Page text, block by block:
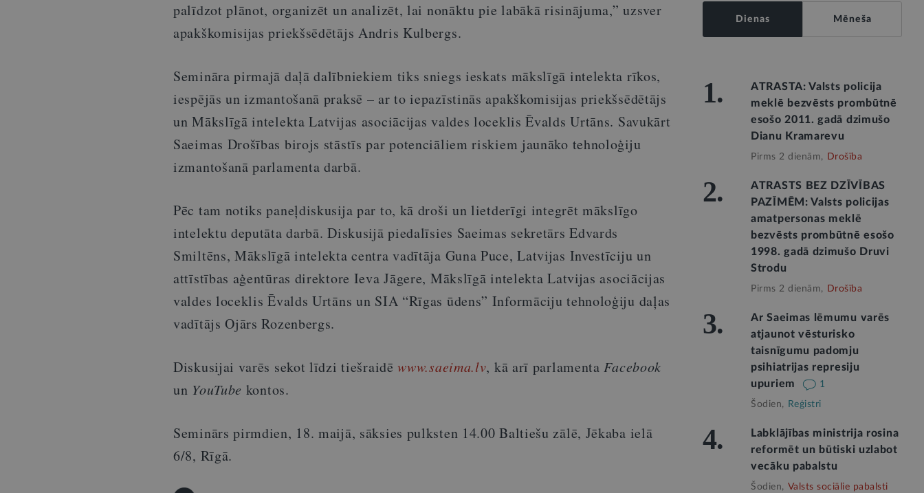
palīdzot plānot, organizēt un analizēt, lai nonāktu pie labākā risinājuma,” uzsver
apakškomisijas priekšsēdētājs Andris Kulbergs.
Semināra pirmajā daļā dalībniekiem tiks sniegs ieskats mākslīgā intelekta rīkos,
iespējās un izmantošanā praksē – ar to iepazīstinās apakškomisijas priekšsēdētājs
un Mākslīgā intelekta Latvijas asociācijas valdes loceklis Ēvalds Urtāns. Savukārt
Saeimas Drošības birojs stāstīs par potenciāliem riskiem jaunāko tehnoloģiju
izmantošanā parlamenta darbā.
Pēc tam notiks paneļdiskusija par to, kā droši un lietderīgi integrēt mākslīgo
intelektu deputāta darbā. Diskusijā piedalīsies Saeimas sekretārs Edvards
Smiltēns, Mākslīgā intelekta centra vadītāja Guna Puce, Latvijas Investīciju un
attīstības aģentūras direktore Ieva Jāgere, Mākslīgā intelekta Latvijas asociācijas
valdes loceklis Ēvalds Urtāns un SIA “Rīgas ūdens” Informāciju tehnoloģiju daļas
vadītājs Ojārs Rozenbergs.
Diskusijai varēs sekot līdzi tiešraidēwww.saeima.lv, kā arī parlamentaFacebook
un YouTube kontos.
Seminārs pirmdien, 18. maijā, sāksies pulksten 14.00 Baltiešu zālē, Jēkaba ielā
6/8, Rīgā.
Dienas Mēneša
1.
ATRASTA: Valsts policija
meklē bezvēsts prombūtnē
esošo 2011. gadā dzimušo
Dianu Kramarevu
Pirms 2 dienām, Drošība
2.
ATRASTS BEZ DZĪVĪBAS
PAZĪMĒM: Valsts policijas
amatpersonas meklē
bezvēsts prombūtnē esošo
1998. gadā dzimušo Druvi
Strodu
Pirms 2 dienām, Drošība
3.
Ar Saeimas lēmumu varēs
atjaunot vēsturisko
taisnīgumu padomju
psihiatrijas represiju
upuriem
1
Šodien, Reģistri
4.
Labklājības ministrija rosina
reformēt un būtiski uzlabot
vecāku pabalstu
Šodien, Valsts sociālie pabalsti